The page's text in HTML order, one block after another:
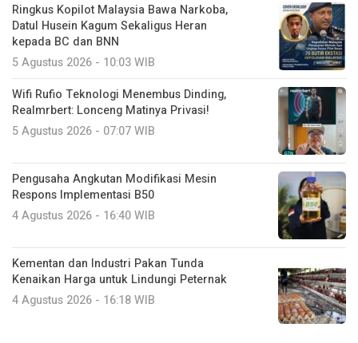
Ringkus Kopilot Malaysia Bawa Narkoba,
Datul Husein Kagum Sekaligus Heran
kepada BC dan BNN
5 Agustus 2026 - 10:03 WIB
Wifi Rufio Teknologi Menembus Dinding,
Realmrbert: Lonceng Matinya Privasi!
5 Agustus 2026 - 07:07 WIB
Pengusaha Angkutan Modifikasi Mesin
Respons Implementasi B50
4 Agustus 2026 - 16:40 WIB
Kementan dan Industri Pakan Tunda
Kenaikan Harga untuk Lindungi Peternak
4 Agustus 2026 - 16:18 WIB